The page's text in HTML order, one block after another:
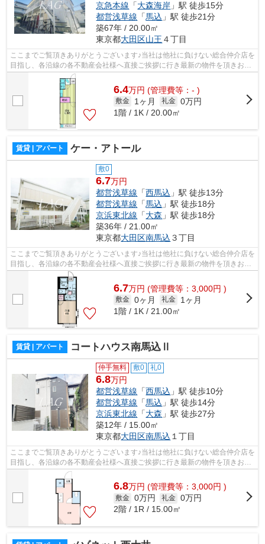
京急本線 「大森海岸 」駅 徒歩15分
都営浅草線 「馬込 」駅 徒歩21分
築67年 / 20.00㎡
東京都大田区山王 ４丁目
ここまでご覧頂きありがとうございます♪当社は他社に負けない総合仲介店を
目指し、各沿線の各不動産会社様へ直接ご挨拶に行き最新の物件を頂きお客
様へ提供しております！最新の情報は...
6.4万円 (管理費等：- )
敷金 1ヶ月 礼金 0万円
1階 / 1K / 20.00㎡
賃貸 | アパート ケー・アトール
敷0
6.7万円
都営浅草線 「西馬込 」駅 徒歩13分
都営浅草線 「馬込 」駅 徒歩18分
京浜東北線 「大森 」駅 徒歩18分
築36年 / 21.00㎡
東京都大田区南馬込 ３丁目
ここまでご覧頂きありがとうございます♪当社は他社に負けない総合仲介店を
目指し、各沿線の各不動産会社様へ直接ご挨拶に行き最新の物件を頂きお客
様へ提供しております！最新の情報は...
6.7万円 (管理費等：3,000円 )
敷金 0ヶ月 礼金
1ヶ月
1階 / 1K / 21.00㎡
賃貸 | アパート コートハウス南馬込Ⅱ
仲手無料 敷0 礼0
6.8万円
都営浅草線 「西馬込 」駅 徒歩10分
都営浅草線 「馬込 」駅 徒歩14分
京浜東北線 「大森 」駅 徒歩27分
築12年 / 15.00㎡
東京都大田区南馬込 １丁目
ここまでご覧頂きありがとうございます♪当社は他社に負けない総合仲介店を
目指し、各沿線の各不動産会社様へ直接ご挨拶に行き最新の物件を頂きお客
様へ提供しております！最新の情報は...
6.8万円 (管理費等：3,000円 )
敷金 0万円 礼金 0万円
2階 / 1R / 15.00㎡